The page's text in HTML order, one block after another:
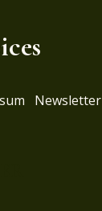
Newsletter